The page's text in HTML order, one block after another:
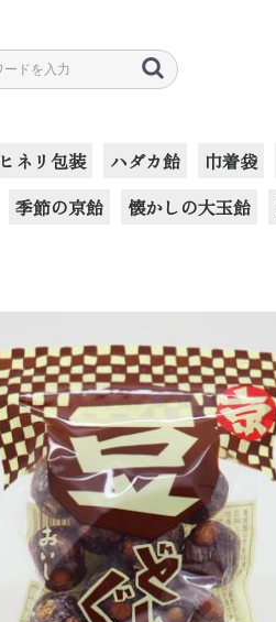
ヒネリ包装 ハダカ飴 巾着袋
季節の京飴 懐かしの大玉飴